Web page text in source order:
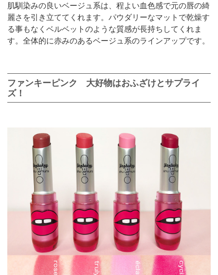
肌馴染みの良いベージュ系は、程よい血色感で元の唇の綺
麗さを引き立ててくれます。パウダリーなマットで乾燥す
る事もなくベルベットのような質感が長持ちしてくれま
す。全体的に赤みのあるベージュ系のラインアップです。
ファンキーピンク 大好物はおふざけとサプライ
ズ！